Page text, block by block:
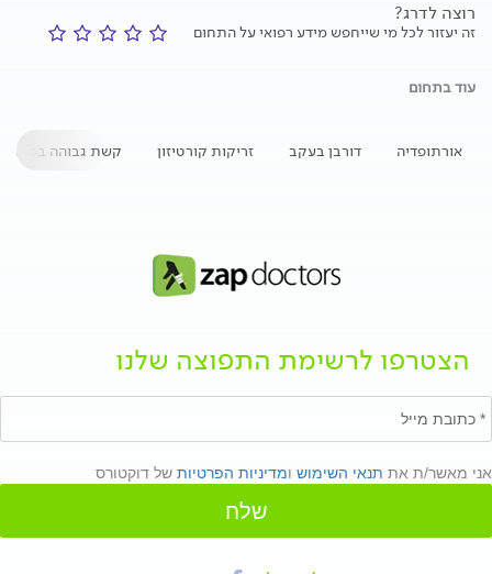
רוצה לדרג?
זה יעזור לכל מי שייחפש מידע רפואי על התחום
עוד בתחום
אורתופדיה דורבן בעקב זריקות קורטיזון קשת גבוהה בכף
הצטרפו לרשימת התפוצה שלנו
אני מאשר/ת את תנאי השימוש ומדיניות הפרטיות של דוקטורס
שלח